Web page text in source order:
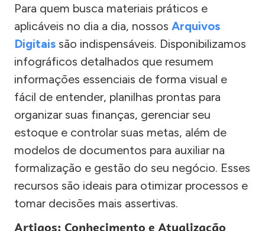
Para quem busca materiais práticos e
aplicáveis no dia a dia, nossos Arquivos
Digitais são indispensáveis. Disponibilizamos
infográficos detalhados que resumem
informações essenciais de forma visual e
fácil de entender, planilhas prontas para
organizar suas finanças, gerenciar seu
estoque e controlar suas metas, além de
modelos de documentos para auxiliar na
formalização e gestão do seu negócio. Esses
recursos são ideais para otimizar processos e
tomar decisões mais assertivas.
Artigos: Conhecimento e Atualização